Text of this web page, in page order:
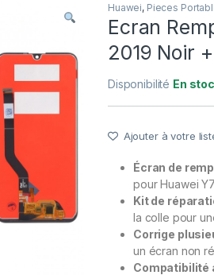
Huawei, Pieces
Ecran
2019 Noir
Disponibilité En
Ajouter à votre
Écran de
pour Huawei
Kit de
la colle pour
Corrige
un écran non
Compatibilité